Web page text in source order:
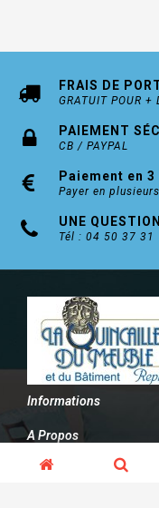
FRAIS DE
GRATUIT POUR +
PAIEMENT
CB / PAYPAL
Paiement en
Payer en
UNE
Tél : 04 50 37 31
Informations
A Propos
Contact